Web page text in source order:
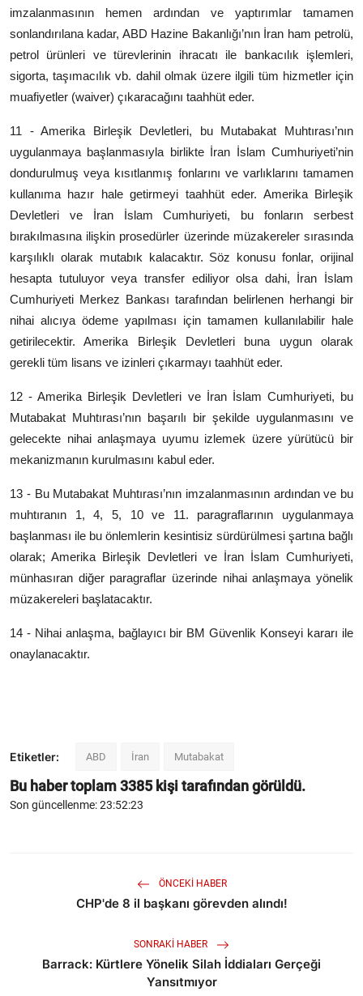
imzalanmasının hemen ardından ve yaptırımlar tamamen
sonlandırılana kadar, ABD Hazine Bakanlığı’nın İran ham petrolü,
petrol ürünleri ve türevlerinin ihracatı ile bankacılık işlemleri,
sigorta, taşımacılık vb. dahil olmak üzere ilgili tüm hizmetler için
muafiyetler (waiver) çıkaracağını taahhüt eder.
11 - Amerika Birleşik Devletleri, bu Mutabakat Muhtırası’nın
uygulanmaya başlanmasıyla birlikte İran İslam Cumhuriyeti’nin
dondurulmuş veya kısıtlanmış fonlarını ve varlıklarını tamamen
kullanıma hazır hale getirmeyi taahhüt eder. Amerika Birleşik
Devletleri ve İran İslam Cumhuriyeti, bu fonların serbest
bırakılmasına ilişkin prosedürler üzerinde müzakereler sırasında
karşılıklı olarak mutabık kalacaktır. Söz konusu fonlar, orijinal
hesapta tutuluyor veya transfer ediliyor olsa dahi, İran İslam
Cumhuriyeti Merkez Bankası tarafından belirlenen herhangi bir
nihai alıcıya ödeme yapılması için tamamen kullanılabilir hale
getirilecektir. Amerika Birleşik Devletleri buna uygun olarak
gerekli tüm lisans ve izinleri çıkarmayı taahhüt eder.
12 - Amerika Birleşik Devletleri ve İran İslam Cumhuriyeti, bu
Mutabakat Muhtırası’nın başarılı bir şekilde uygulanmasını ve
gelecekte nihai anlaşmaya uyumu izlemek üzere yürütücü bir
mekanizmanın kurulmasını kabul eder.
13 - Bu Mutabakat Muhtırası’nın imzalanmasının ardından ve bu
muhtıranın 1, 4, 5, 10 ve 11. paragraflarının uygulanmaya
başlanması ile bu önlemlerin kesintisiz sürdürülmesi şartına bağlı
olarak; Amerika Birleşik Devletleri ve İran İslam Cumhuriyeti,
münhasıran diğer paragraflar üzerinde nihai anlaşmaya yönelik
müzakereleri başlatacaktır.
14 - Nihai anlaşma, bağlayıcı bir BM Güvenlik Konseyi kararı ile
onaylanacaktır.
Etiketler: ABD İran Mutabakat
Bu haber toplam3385kişi tarafından görüldü.
Son güncellenme: 23:52:23
ÖNCEKI HABER
CHP'de 8 il başkanı görevden alındı!
SONRAKI HABER
Barrack: Kürtlere Yönelik Silah İddiaları Gerçeği
Yansıtmıyor